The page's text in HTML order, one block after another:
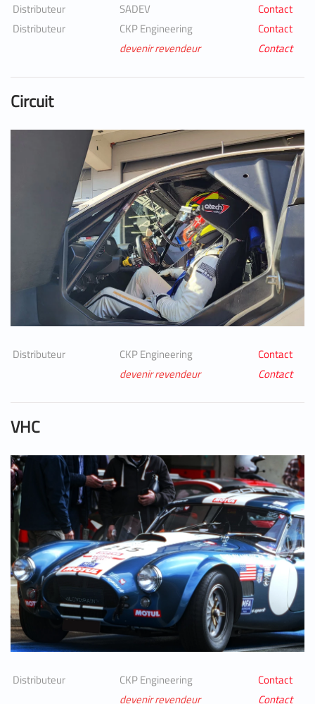
Distributeur SADEV
Contact
Distributeur
CKP Engineering
Contact
devenir revendeur
Contact
Circuit
Distributeur CKP Engineering
Contact
devenir revendeur
Contact
VHC
Distributeur CKP Engineering
Contact
devenir revendeur
Contact